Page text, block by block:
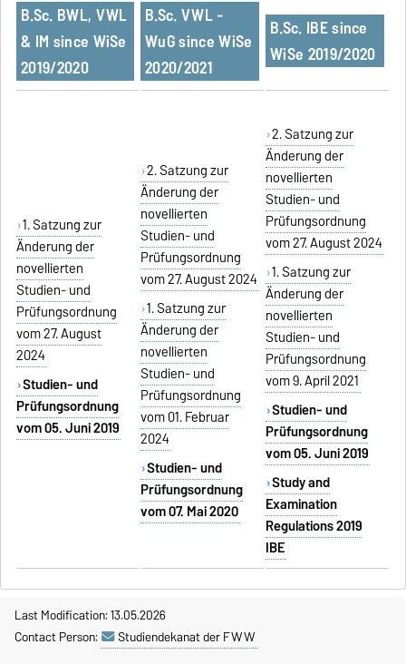
B.Sc. BWL, VWL
& IM since WiSe
2019/2020
B.Sc. VWL -
WuG since WiSe
2020/2021
B.Sc. IBE since
WiSe 2019/2020
1. Satzung zur
Änderung der
novellierten
Studien- und
Prüfungsordnung
vom 27. August
2024
Studien- und
Prüfungsordnung
vom 05. Juni 2019
2. Satzung zur
Änderung der
novellierten
Studien- und
Prüfungsordnung
vom 27. August 2024
1. Satzung zur
Änderung der
novellierten
Studien- und
Prüfungsordnung
vom 01. Februar
2024
Studien- und
Prüfungsordnung
vom 07. Mai 2020
2. Satzung zur
Änderung der
novellierten
Studien- und
Prüfungsordnung
vom 27. August 2024
1. Satzung zur
Änderung der
novellierten
Studien- und
Prüfungsordnung
vom 9. April 2021
Studien- und
Prüfungsordnung
vom 05. Juni 2019
Study and
Examination
Regulations 2019
IBE
Last Modification: 13.05.2026
Contact Person:
Studiendekanat der FWW